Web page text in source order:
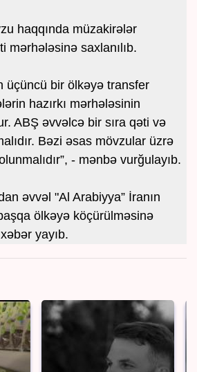
haqqında müzakirələr
mərhələsinə saxlanılıb.
üçüncü bir ölkəyə transfer
hazırkı mərhələsinin
ABŞ əvvəlcə bir sıra qəti və
Bəzi əsas mövzular üzrə
- mənbə vurğulayıb.
əvvəl "Al Arabiyya” İranın
ölkəyə köçürülməsinə
yayıb.